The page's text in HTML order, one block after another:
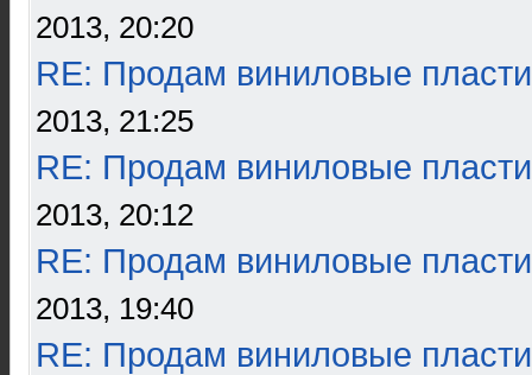
2013, 20:20
RE: Продам виниловые
2013, 21:25
RE: Продам виниловые
2013, 20:12
RE: Продам виниловые
2013, 19:40
RE: Продам виниловые